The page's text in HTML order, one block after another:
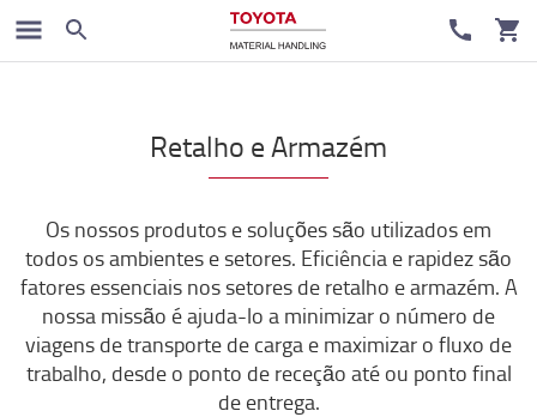
Retalho e Armazém
Os nossos produtos e soluções são utilizados em
todos os ambientes e setores. Eficiência e rapidez são
fatores essenciais nos setores de retalho e armazém. A
nossa missão é ajuda-lo a minimizar o número de
viagens de transporte de carga e maximizar o fluxo de
trabalho, desde o ponto de receção até ou ponto final
de entrega.